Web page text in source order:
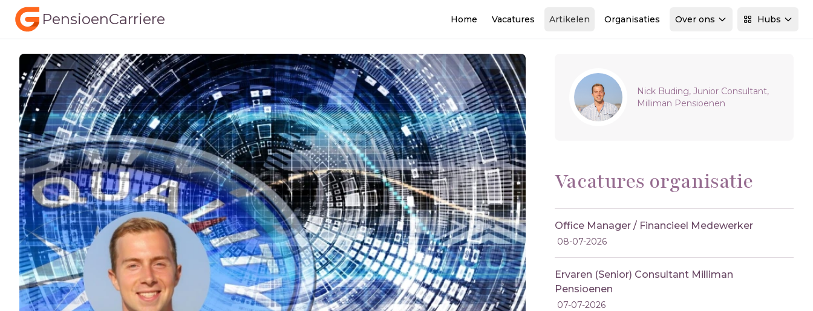
PensioenCarriere Home Vacatures Artikelen Organisaties Over ons Hubs
Sidebar
Nick Buding, Junior Consultant,
Milliman Pensioenen
Vacatures organisatie
Office Manager / Financieel Medewerker
08-07-2026
Ervaren (Senior) Consultant Milliman
Pensioenen
07-07-2026